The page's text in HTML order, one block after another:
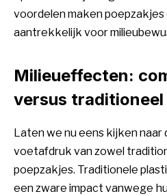
voordelen maken
aantrekkelijk voor
Milieueffecten:
versus traditioneel
Laten we nu eens kijken naar
voetafdruk van zowel
poepzakjes. Traditionele
een zware impact vanwege